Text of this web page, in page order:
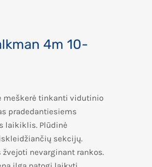
4m 10-
meškerė tinkanti vidutinio
pradedantiesiems
laikiklis. Plūdinė
sekcijų.
nevarginant rankos.